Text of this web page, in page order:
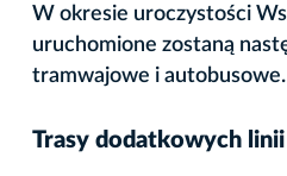
W okresie uroczystości
uruchomione zostaną
tramwajowe i autobusowe.
Trasy dodatkowych